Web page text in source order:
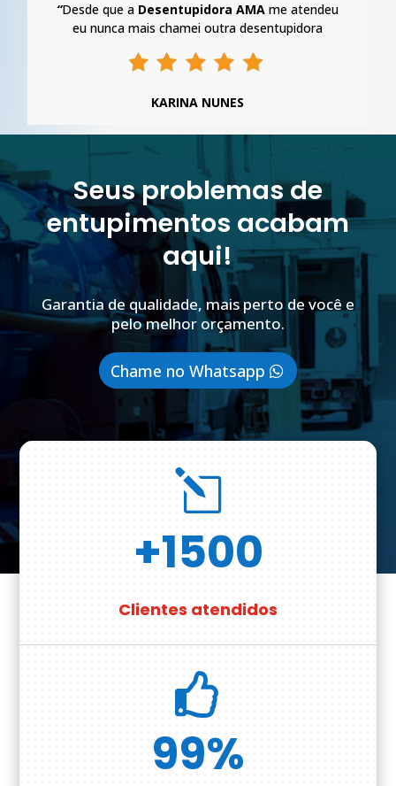
“Desde que a Desentupidora AMA me atendeu
eu nunca mais chamei outra desentupidora
KARINA NUNES
Seus problemas de
entupimentos acabam
aqui!
Garantia de qualidade, mais perto de você e
pelo melhor orçamento.
Chame no Whatsapp
l
+1500
Clientes atendidos

99%